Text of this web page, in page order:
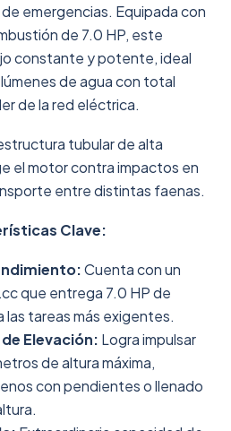
emergencias. Equipada con
de 7.0 HP, este
constante y potente, ideal
de agua con total
de la red eléctrica.
tubular de alta
el motor contra impactos en
entre distintas faenas.
Clave:
Cuenta con un
que entrega 7.0 HP de
las tareas más exigentes.
Elevación: Logra impulsar
de altura máxima,
con pendientes o llenado